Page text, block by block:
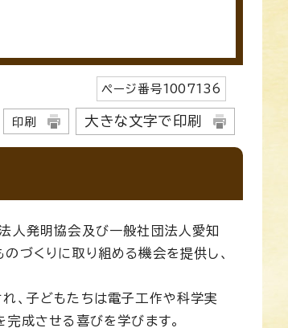
ページ番号1007136
印刷 大きな文字で印刷
人発明協会及び一般社団法人愛知
づくりに取り組める機会を提供し、
、子どもたちは電子工作や科学実
成させる喜びを学びます。